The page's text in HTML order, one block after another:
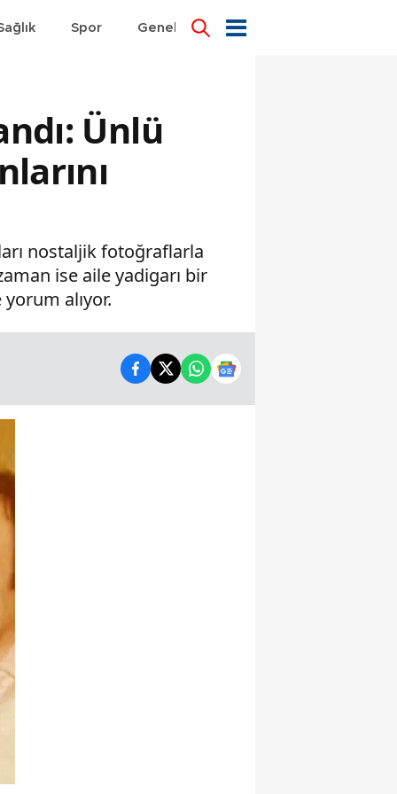
Spor Genel Dünya
Ünlü
nostaljik fotoğraflarla
ise aile yadigarı bir
alıyor.